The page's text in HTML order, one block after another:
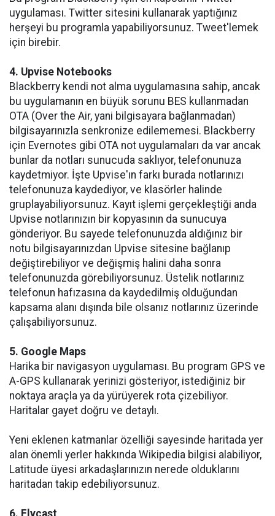
uygulaması. Twitter sitesini kullanarak yaptığınız
herşeyi bu programla yapabiliyorsunuz. Tweet'lemek
için birebir.
4. Upvise Notebooks
Blackberry kendi not alma uygulamasına sahip, ancak
bu uygulamanın en büyük sorunu BES kullanmadan
OTA (Over the Air, yani bilgisayara bağlanmadan)
bilgisayarınızla senkronize edilememesi. Blackberry
için Evernotes gibi OTA not uygulamaları da var ancak
bunlar da notları sunucuda saklıyor, telefonunuza
kaydetmiyor. İşte Upvise'ın farkı burada notlarınızı
telefonunuza kaydediyor, ve klasörler halinde
gruplayabiliyorsunuz. Kayıt işlemi gerçekleştiği anda
Upvise notlarınızın bir kopyasının da sunucuya
gönderiyor. Bu sayede telefonunuzda aldığınız bir
notu bilgisayarınızdan Upvise sitesine bağlanıp
değiştirebiliyor ve değişmiş halini daha sonra
telefonunuzda görebiliyorsunuz. Üstelik notlarınız
telefonun hafızasına da kaydedilmiş olduğundan
kapsama alanı dışında bile olsanız notlarınız üzerinde
çalışabiliyorsunuz.
5. Google Maps
Harika bir navigasyon uygulaması. Bu program GPS ve
A-GPS kullanarak yerinizi gösteriyor, istediğiniz bir
noktaya araçla ya da yürüyerek rota çizebiliyor.
Haritalar gayet doğru ve detaylı.
Yeni eklenen katmanlar özelliği sayesinde haritada yer
alan önemli yerler hakkında Wikipedia bilgisi alabiliyor,
Latitude üyesi arkadaşlarınızın nerede olduklarını
haritadan takip edebiliyorsunuz.
6. Flycast